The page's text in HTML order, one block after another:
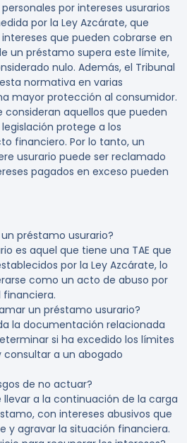
por intereses usurarios
por la Ley Azcárate, que
que pueden cobrarse en
un préstamo supera este límite,
nulo. Además, el Tribunal
normativa en varias
mayor protección al consumidor.
consideran aquellos que pueden
protege a los
financiero. Por lo tanto, un
usurario puede ser reclamado
pagados en exceso pueden
préstamo usurario?
es aquel que tiene una TAE que
por la Ley Azcárate, lo
como un acto de abuso por
un préstamo usurario?
la documentación relacionada
si ha excedido los límites
consultar a un abogado
de no actuar?
a la continuación de la carga
con intereses abusivos que
y agravar la situación financiera.